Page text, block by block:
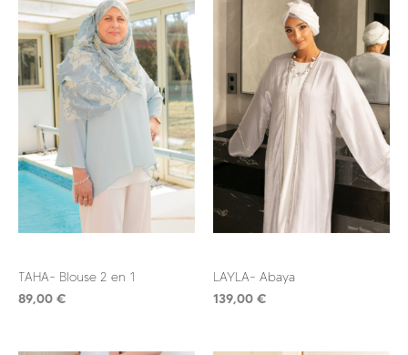
TAHA- Blouse 2 en 1
89,00 €
LAYLA- Abaya
139,00 €